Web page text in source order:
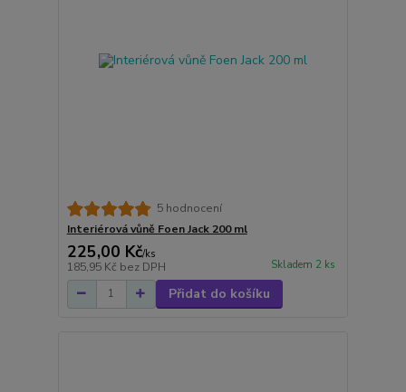
5 hodnocení
Interiérová vůně Foen Jack 200 ml
225,00 Kč/ks
185,95 Kč bez DPH Skladem 2 ks
Přidat do košíku